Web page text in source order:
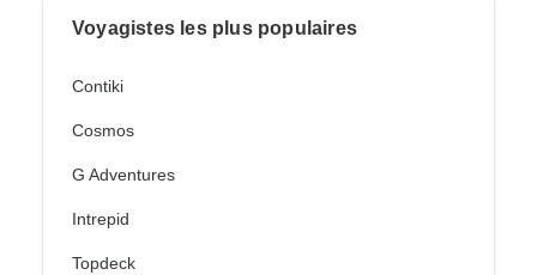
Voyagistes les plus populaires
Contiki
Cosmos
G Adventures
Intrepid
Topdeck